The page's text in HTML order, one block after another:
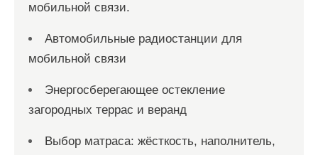
мобильной связи.
Автомобильные радиостанции для
мобильной связи
Энергосберегающее остекление
загородных террас и веранд
Выбор матраса: жёсткость, наполнитель,